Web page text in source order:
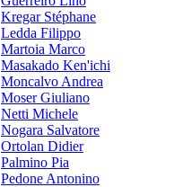
Kregar Stéphane
Ledda Filippo
Martoia Marco
Masakado Ken'ichi
Moncalvo Andrea
Moser Giuliano
Netti Michele
Nogara Salvatore
Ortolan Didier
Palmino Pia
Pedone Antonino